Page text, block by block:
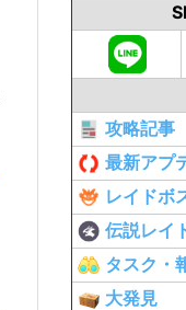
攻略記事
最新アプ
レイドボ
伝説レイ
タスク・
大発見